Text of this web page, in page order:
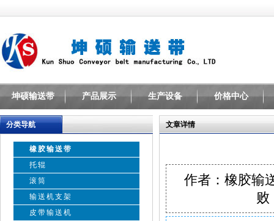
坤硕输送带 产品展示 生产设备 价格中心
分类导航
橡胶输送带
托辊
滚筒
输送机支架
皮带输送机
文章详情
作者：橡胶
败